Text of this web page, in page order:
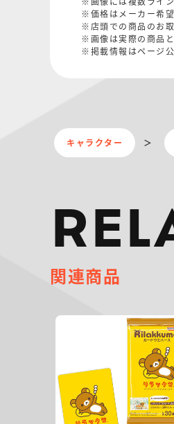
※価格はメーカー希望
※店頭での商品のお
※画像は実際の商品と
※掲載情報はページ
キャラクター
関連商品